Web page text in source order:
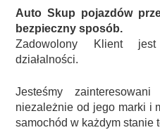
Auto Skup pojazdów
bezpieczny sposób.
Zadowolony Klient
działalności.
Jesteśmy
niezależnie od jego marki i
samochód w każdym stanie